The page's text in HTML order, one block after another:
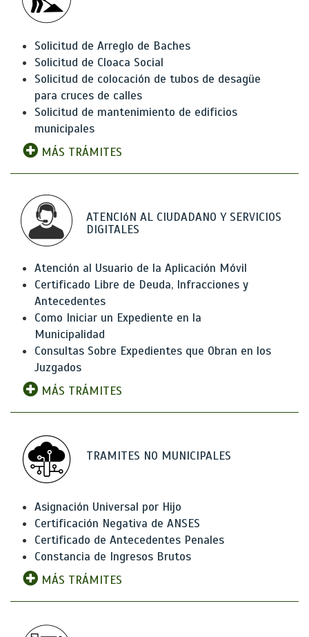
Solicitud de Arreglo de Baches
Solicitud de Cloaca Social
Solicitud de colocación de tubos de desagüe
para cruces de calles
Solicitud de mantenimiento de edificios
municipales
MÁS TRÁMITES
ATENCIóN AL CIUDADANO Y SERVICIOS
DIGITALES
Atención al Usuario de la Aplicación Móvil
Certificado Libre de Deuda, Infracciones y
Antecedentes
Como Iniciar un Expediente en la
Municipalidad
Consultas Sobre Expedientes que Obran en los
Juzgados
MÁS TRÁMITES
TRAMITES NO MUNICIPALES
Asignación Universal por Hijo
Certificación Negativa de ANSES
Certificado de Antecedentes Penales
Constancia de Ingresos Brutos
MÁS TRÁMITES